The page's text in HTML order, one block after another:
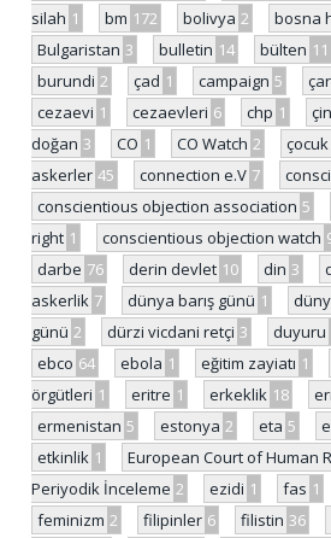
silah 1 bm 172 bolivya 2 bosna
Bulgaristan 3 bulletin 14 bülten 11
burundi 2 çad 1 campaign 5
cezaevi 1 cezaevleri 6 chp 1 çin
doğan 3 CO 1 CO Watch 2 çocuk
askerler 45 connection e.V 7
conscientious objection association 5
right 1 conscientious objection watch
darbe 76 derin devlet 10 din 3
askerlik 7 dünya barış günü 1
günü 2 dürzi vicdani retçi 3 duyuru
ebco 64 ebola 1 eğitim zayiatı 1
örgütleri 1 eritre 1 erkeklik 18
ermenistan 5 estonya 2 eta 5
etkinlik 1 European Court of Human
Periyodik İnceleme 2 ezidi 1 fas 1
feminizm 2 filipinler 6 filistin 36